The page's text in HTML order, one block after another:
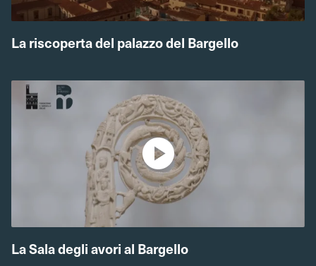
La riscoperta del palazzo del Bargello
La Sala degli avori al Bargello